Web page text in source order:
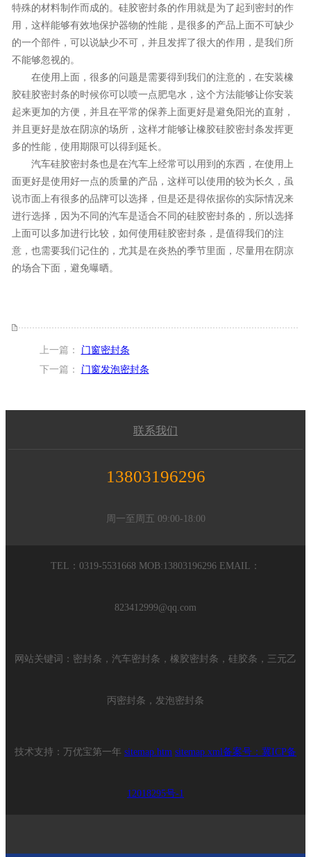
特殊的材料制作而成的。硅胶密封条的作用就是为了起到密封的作
用，这样能够有效地保护器物的性能，是很多的产品上面不可缺少
的一个部件，可以说缺少不可，并且发挥了很大的作用，是我们所
不能够忽视的。
在使用上面，很多的问题是需要得到我们的注意的，在安装橡
胶硅胶密封条的时候你可以喷一点肥皂水，这个方法能够让你安装
起来更加的方便，并且在平常的保养上面更好是避免阳光的直射，
并且更好是放在阴凉的场所，这样才能够让橡胶硅胶密封条发挥更
多的性能，使用期限可以得到延长。
汽车硅胶密封条也是在汽车上经常可以用到的东西，在使用上
面更好是使用好一点的质量的产品，这样可以使用的较为长久，虽
说市面上有很多的品牌可以选择，但是还是得依据你的实际情况来
进行选择，因为不同的汽车是适合不同的硅胶密封条的，所以选择
上面可以多加进行比较，如何使用硅胶密封条，是值得我们的注
意，也需要我们记住的，尤其是在炎热的季节里面，尽量用在阴凉
的场合下面，避免曝晒。
上一篇： 门窗密封条
下一篇： 门窗发泡密封条
联系我们
13803196296
周一至周五 09:00-18:00
TEL：0319-5531668 MOB:13803196296 EMAIL：
823412999@qq.com
网站关键词：密封条，汽车密封条，橡胶密封条，硅胶条，三元乙
丙密封条，发泡密封条
技术支持：万优宝第一年 sitemap.htm sitemap.xml备案号： 冀ICP备
12018295号-1